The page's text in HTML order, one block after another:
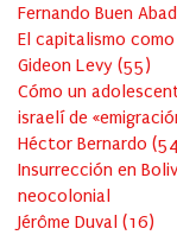
Fernando Buen
El capitalismo
Gideon Levy (55)
Cómo un
israelí de
Héctor Bernardo (54
Insurrección en
neocolonial
Jérôme Duval (16)